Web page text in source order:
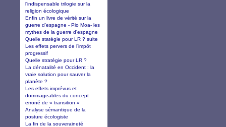
l'indispensable trilogie sur la
religion écologique
Enfin un livre de vérité sur la
guerre d'espagne - Pio Moa- les
mythes de la guerre d'espagne
Quelle statégie pour LR ? suite
Les effets pervers de l’impôt
progressif
Quelle stratégie pour LR ?
La dénatalité en Occident : la
vraie solution pour sauver la
planète ?
Les effets imprévus et
dommageables du concept
erroné de « transition »
Analyse sémantique de la
posture écologiste
La fin de la souveraineté